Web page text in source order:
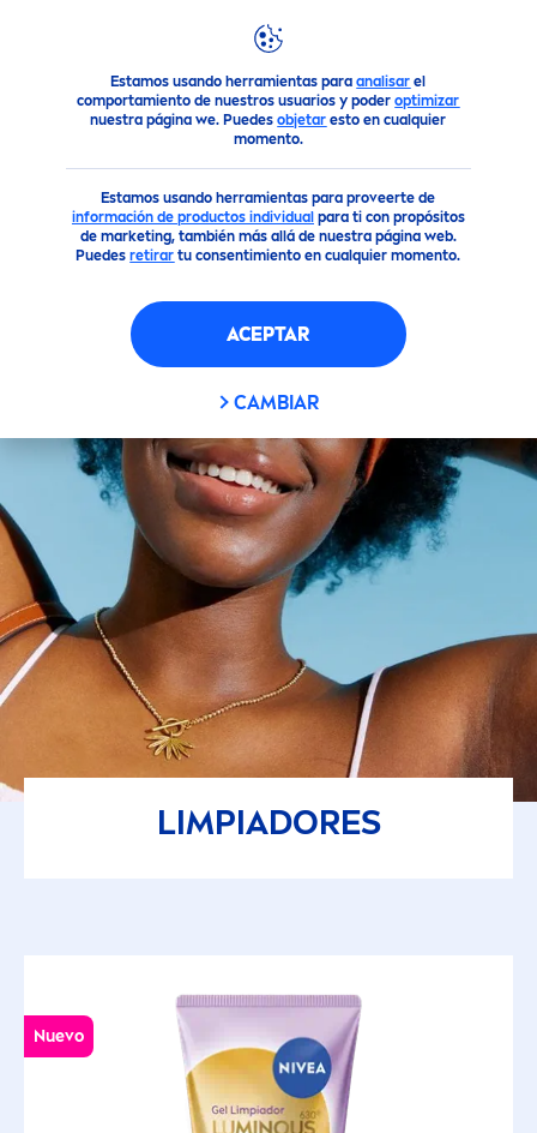
Estamos usando herramientas paraanalisar el
comportamiento de nuestros usuarios y poderoptimizar
nuestra página we. Puedesobjetar esto en cualquier
momento.
Estamos usando herramientas para proveerte de
información de productos individual para ti con propósitos
de marketing, también más allá de nuestra página web.
Puedesretirar tu consentimiento en cualquier momento.
ACEPTAR
CAMBIAR
Todos nuestros productos Cuidado Facial Limpieza
LIMPIADORES
Nuevo